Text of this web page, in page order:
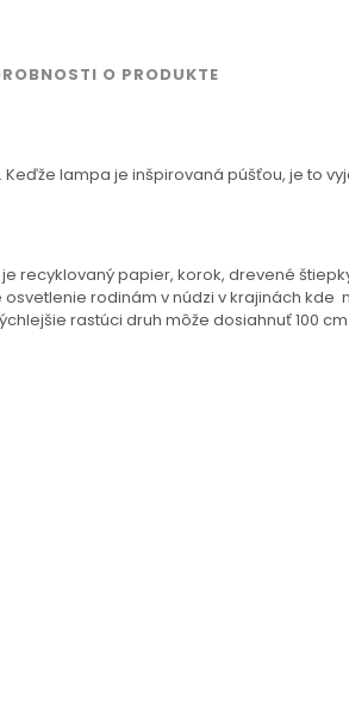
O PRODUKTE
lampa je inšpirovaná púšťou, je to
recyklovaný papier, korok, drevené
rodinám v núdzi v krajinách kde
rastúci druh môže dosiahnuť 100